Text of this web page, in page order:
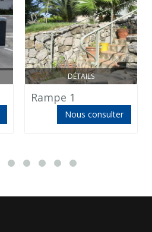
DÉTAILS
Rampe 1
Nous consulter